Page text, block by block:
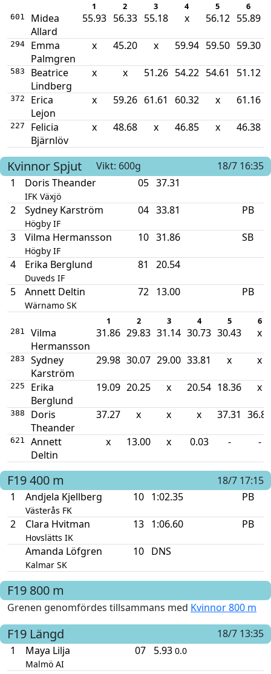
1 2 3 4 5 6
601
Midea
Allard
55.93 56.33 55.18 x 56.12 55.89
294
Emma
Palmgren
x 45.20 x 59.94 59.50 59.30
583
Beatrice
Lindberg
x x 51.26 54.22 54.61 51.12
372
Erica
Lejon
x 59.26 61.61 60.32 x 61.16
227
Felicia
Bjärnlöv
x 48.68 x 46.85 x 46.38
Kvinnor Spjut Vikt: 600g
18/7 16:35
1
Doris Theander
IFK Växjö
05 37.31
2 Sydney Karström
Högby IF
04 33.81 PB
3 Vilma Hermansson
Högby IF
10 31.86 SB
4 Erika Berglund
Duveds IF
81 20.54
5 Annett Deltin
Wärnamo SK
72 13.00 PB
1 2 3 4 5 6
281
Vilma
Hermansson
31.86 29.83 31.14 30.73 30.43 x
283
Sydney
Karström
29.98 30.07 29.00 33.81 x x
225
Erika
Berglund
19.09 20.25 x 20.54 18.36 x
388
Doris
Theander
37.27 x x x 37.31 36.87
621
Annett
Deltin
x 13.00 x 0.03 - -
F19400 m
18/7 17:15
1
Andjela Kjellberg
Västerås FK
10 1:02.35 PB
2 Clara Hvitman
Hovslätts IK
13 1:06.60 PB
Amanda Löfgren
Kalmar SK
10 DNS
F19 800 m
Grenen genomfördes tillsammans med Kvinnor 800 m
F19 Längd
18/7 13:35
1
Maya Lilja
Malmö AI
07 5.93 0.0